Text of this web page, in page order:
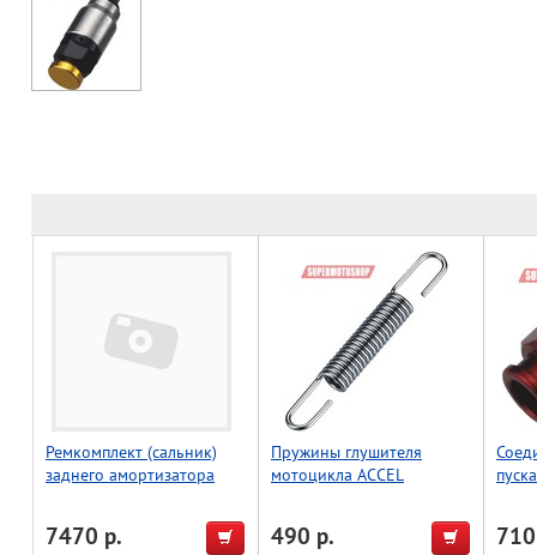
Ремкомплект (сальник)
заднего амортизатора
7470 р.
Пружины глушителя
мотоцикла ACCEL
490 р.